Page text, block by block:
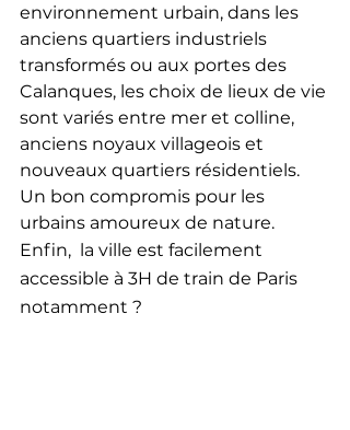
environnement urbain, dans les
anciens quartiers industriels
transformés ou aux portes des
Calanques, les choix de lieux de vie
sont variés entre mer et colline,
anciens noyaux villageois et
nouveaux quartiers résidentiels.
Un bon compromis pour les
urbains amoureux de nature.
Enfin,  la ville est facilement
accessible à 3H de train de Paris
notamment ?